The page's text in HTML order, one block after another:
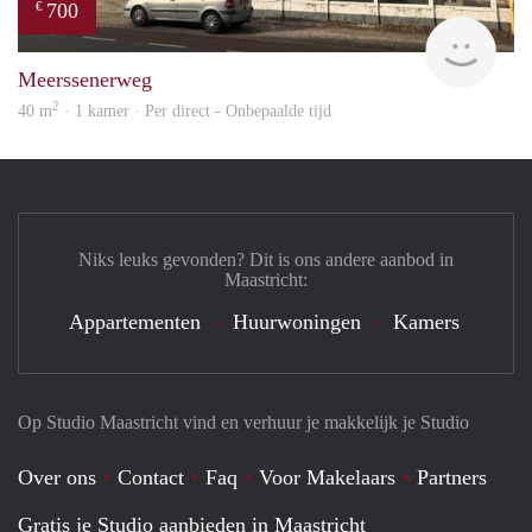
€ 700
Meerssenerweg
40 m2 · 1 kamer · Per direct - Onbepaalde tijd
Op Studio Maastricht vind en verhuur je makkelijk je Studio
Over ons Contact Faq Voor Makelaars
Partners
Gratis je Studio aanbieden in Maastricht
Niks leuks gevonden? Dit is ons andere aanbod in
Maastricht:
Appartementen Huurwoningen Kamers